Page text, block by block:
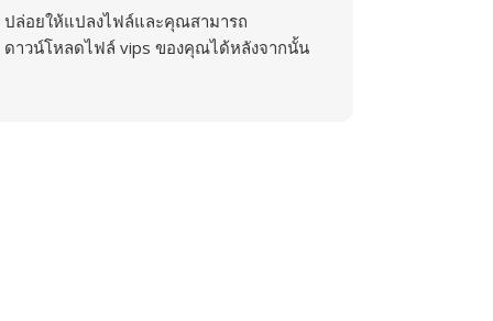
ปล่อยให้แปลงไฟล์และคุณสามารถ
ดาวน์โหลดไฟล์ vips ของคุณได้หลังจากนั้น